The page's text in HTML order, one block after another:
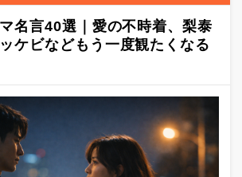
名言40選｜愛の不時着、梨泰
ケビなどもう一度観たくなる